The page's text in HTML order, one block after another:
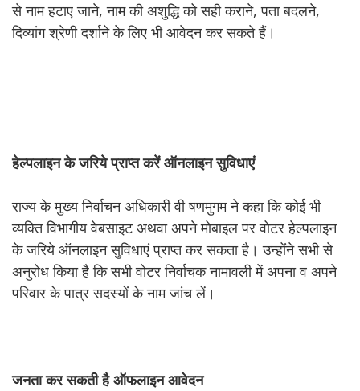
से नाम हटाए जाने, नाम की अशुद्धि को सही कराने, पता बदलने,
दिव्यांग श्रेणी दर्शाने के लिए भी आवेदन कर सकते हैं।
हेल्पलाइनकेजरियेप्राप्तकरेंऑनलाइनसुविधाएं
राज्य के मुख्य निर्वाचन अधिकारी वी षणमुगम ने कहा कि कोई भी
व्यक्ति विभागीय वेबसाइट अथवा अपने मोबाइल पर वोटर हेल्पलाइन
के जरिये ऑनलाइन सुविधाएं प्राप्त कर सकता है। उन्होंने सभी से
अनुरोध किया है कि सभी वोटर निर्वाचक नामावली में अपना व अपने
परिवार के पात्र सदस्यों के नाम जांच लें।
जनताकरसकतीहैऑफलाइनआवेदन